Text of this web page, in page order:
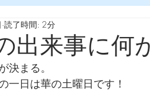
始める 知っておきたいコト
いるモノ 食べんじーの美味
出来事に何
読了時間: 2分
決まる。
一日は華の土曜日です！